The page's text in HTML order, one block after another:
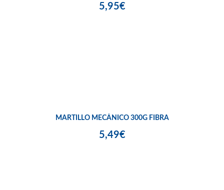
5,95€
MARTILLO MECÁNICO 300G FIBRA
5,49€